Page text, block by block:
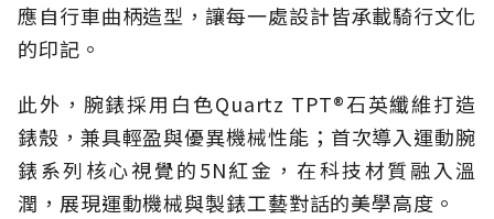
應自行車曲柄造型，讓每一處設計皆承載騎行文化
的印記。
此外，腕錶採用白色Quartz TPT®石英纖維打造
錶殼，兼具輕盈與優異機械性能；首次導入運動腕
錶系列核心視覺的5N紅金，在科技材質融入溫
潤，展現運動機械與製錶工藝對話的美學高度。